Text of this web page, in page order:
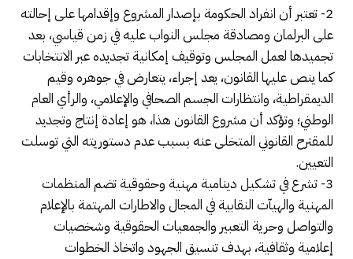
2- تعتبر أن انفراد الحكومة بإصدار المشروع وإقدامها على إحالته
على البرلمان ومصادقة مجلس النواب عليه في زمن قياسي، بعد
تجميدها لعمل المجلس وتوقيف إمكانية تجديده عبر الانتخابات
كما ينص عليها القانون، يعد إجراء، يتعارض في جوهره وقيم
الديمقراطية، وانتظارات الجسم الصحافي والإعلامي، والرأي العام
الوطني؛ وتؤكد أن مشروع القانون هذا، هو إعادة إنتاج وتجديد
للمقترح القانوني المتخلى عنه بسبب عدم دستوريته التي توسلت
التعيين.
3- تشرع في تشكيل دينامية مهنية وحقوقية تضم المنظمات
المهنية والهيآت النقابية في المجال والاطارات المهتمة بالإعلام
والتواصل وحرية التعبير والجمعيات الحقوقية وشخصيات
إعلامية وثقافية، بهدف تنسيق الجهود واتخاذ الخطوات